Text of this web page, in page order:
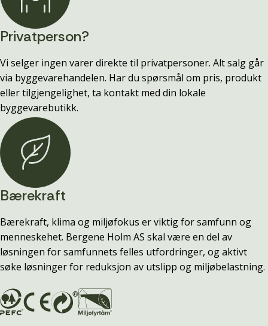
Privatperson?
Vi selger ingen varer direkte til privatpersoner. Alt salg går
via byggevarehandelen. Har du spørsmål om pris, produkt
eller tilgjengelighet, ta kontakt med din lokale
byggevarebutikk.
Bærekraft
Bærekraft, klima og miljøfokus er viktig for samfunn og
menneskehet. Bergene Holm AS skal være en del av
løsningen for samfunnets felles utfordringer, og aktivt
søke løsninger for reduksjon av utslipp og miljøbelastning.